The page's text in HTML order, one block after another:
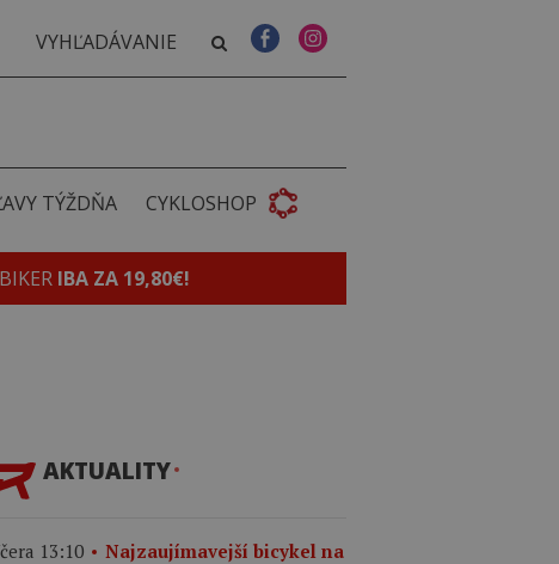
TÝŽDŇA CYKLOSHOP
IBA ZA 19,80€!
AKTUALITY
13:10
Najzaujímavejší bicykel na